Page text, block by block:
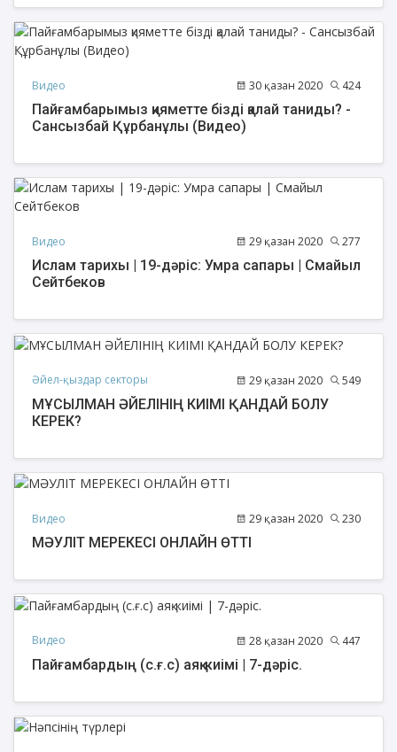
Видео 30 қазан 2020 424
Пайғамбарымыз қияметте бізді қалай таниды? -
Сансызбай Құрбанұлы (Видео)
Видео 29 қазан 2020 277
Ислам тарихы | 19-дәріс: Умра сапары | Смайыл
Сейтбеков
Әйел-қыздар секторы 29 қазан 2020 549
МҰСЫЛМАН ӘЙЕЛІНІҢ КИІМІ ҚАНДАЙ БОЛУ
КЕРЕК?
Видео 29 қазан 2020 230
МӘУЛІТ МЕРЕКЕСІ ОНЛАЙН ӨТТІ
Видео 28 қазан 2020 447
Пайғамбардың (с.ғ.с) аяқ-киімі | 7-дәріс.